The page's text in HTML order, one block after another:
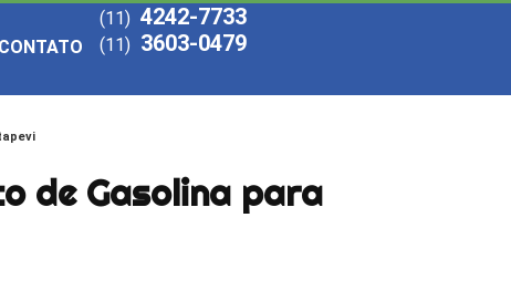
CONTATO
(11) 4242-7733
(11) 3603-0479
de Gasolina para